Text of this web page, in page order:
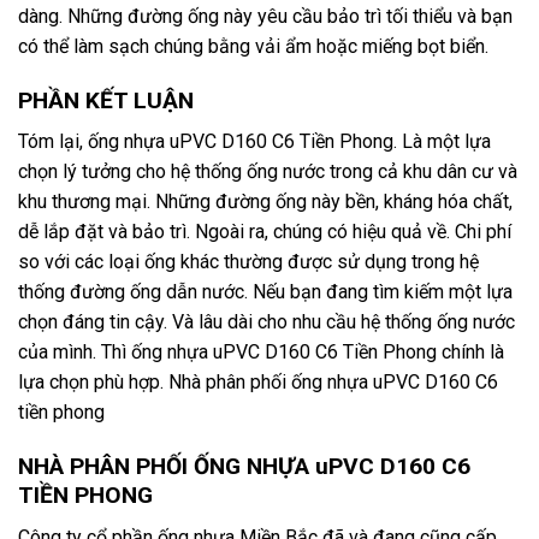
dàng. Những đường ống này yêu cầu bảo trì tối thiểu và bạn
có thể làm sạch chúng bằng vải ẩm hoặc miếng bọt biển.
PHẦN KẾT LUẬN
Tóm lại, ống nhựa uPVC D160 C6 Tiền Phong. Là một lựa
chọn lý tưởng cho hệ thống ống nước trong cả khu dân cư và
khu thương mại. Những đường ống này bền, kháng hóa chất,
dễ lắp đặt và bảo trì. Ngoài ra, chúng có hiệu quả về. Chi phí
so với các loại ống khác thường được sử dụng trong hệ
thống đường ống dẫn nước. Nếu bạn đang tìm kiếm một lựa
chọn đáng tin cậy. Và lâu dài cho nhu cầu hệ thống ống nước
của mình. Thì ống nhựa uPVC D160 C6 Tiền Phong chính là
lựa chọn phù hợp. Nhà phân phối ống nhựa uPVC D160 C6
tiền phong
NHÀ PHÂN PHỐI ỐNG NHỰA uPVC D160 C6
TIỀN PHONG